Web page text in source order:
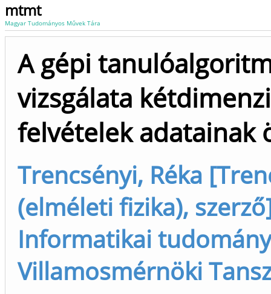
mtmt
Magyar Tudományos Művek Tára
A gépi
vizsgálata
felvételek adatainak
Trencsényi, Réka
(elméleti fizika),
Informatikai
Villamosmérnöki